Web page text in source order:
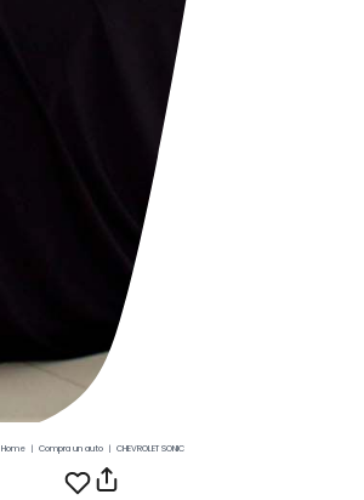
Home | Compra un auto | CHEVROLET SONIC